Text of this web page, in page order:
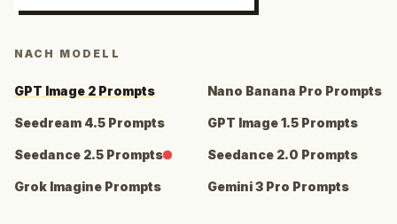
NACH MODELL
GPT Image 2 Prompts Nano Banana Pro Prompts
Seedream 4.5 Prompts GPT Image 1.5 Prompts
Seedance 2.5 Prompts Seedance 2.0 Prompts
Grok Imagine Prompts Gemini 3 Pro Prompts